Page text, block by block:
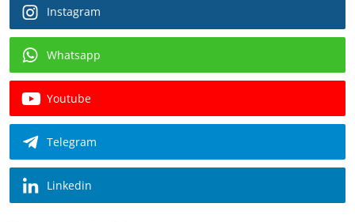
Instagram
Whatsapp
Youtube
Telegram
Linkedin